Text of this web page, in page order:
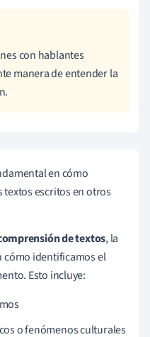
con hablantes
manera de entender la
en cómo
escritos en otros
de textos, la
identificamos el
Esto incluye:
o fenómenos culturales